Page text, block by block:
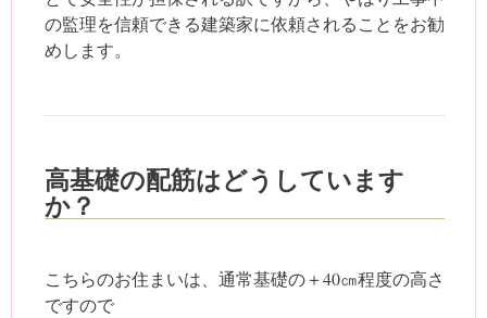
の監理を信頼できる建築家に依頼されることをお勧
めします。
高基礎の配筋はどうしています
か？
こちらのお住まいは、通常基礎の＋40㎝程度の高さ
ですので